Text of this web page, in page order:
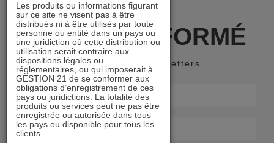
RESTER INFORMÉ
Recevoir nos newsletters
Les produits ou informations figurant
sur ce site ne visent pas à être
distribués ni à être utilisés par toute
personne ou entité dans un pays ou
une juridiction où cette distribution ou
utilisation serait contraire aux
dispositions légales ou
réglementaires, ou qui imposerait à
GESTION 21 de se conformer aux
obligations d’enregistrement de ces
pays ou juridictions. La totalité des
produits ou services peut ne pas être
enregistrée ou autorisée dans tous
les pays ou disponible pour tous les
clients.